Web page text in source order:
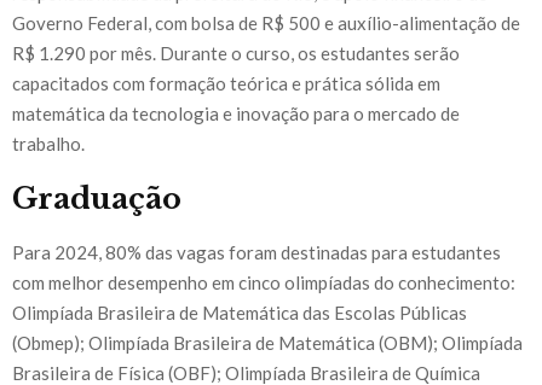
Governo Federal, com bolsa de R$ 500 e auxílio-alimentação de
R$ 1.290 por mês. Durante o curso, os estudantes serão
capacitados com formação teórica e prática sólida em
matemática da tecnologia e inovação para o mercado de
trabalho.
Graduação
Para 2024, 80% das vagas foram destinadas para estudantes
com melhor desempenho em cinco olimpíadas do conhecimento:
Olimpíada Brasileira de Matemática das Escolas Públicas
(Obmep); Olimpíada Brasileira de Matemática (OBM); Olimpíada
Brasileira de Física (OBF); Olimpíada Brasileira de Química